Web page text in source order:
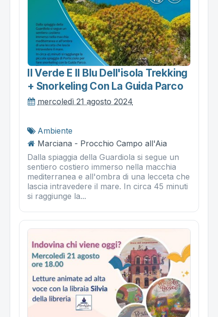
Il Verde E Il Blu Dell'isola Trekking
+ Snorkeling Con La Guida Parco
mercoledì 21 agosto 2024
Ambiente
Marciana - Procchio Campo all'Aia
Dalla spiaggia della Guardiola si segue un
sentiero costiero immerso nella macchia
mediterranea e all'ombra di una lecceta che
lascia intravedere il mare. In circa 45 minuti
si raggiunge la...